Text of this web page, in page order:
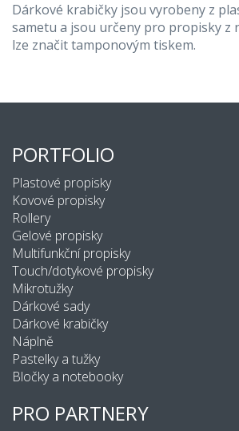
Dárkové krabičky jsou vyrobeny z
sametu a jsou určeny pro propisky z
lze značit tamponovým tiskem.
PORTFOLIO
Plastové propisky
Kovové propisky
Rollery
Gelové propisky
Multifunkční propisky
Touch/dotykové propisky
Mikrotužky
Dárkové sady
Dárkové krabičky
Náplně
Pastelky a tužky
Bločky a notebooky
PRO PARTNERY